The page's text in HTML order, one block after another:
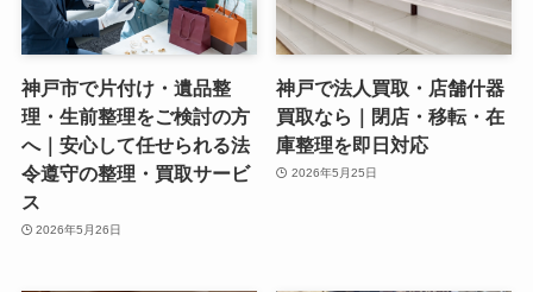
神戸市で片付け・遺品整
理・生前整理をご検討の方
へ｜安心して任せられる法
令遵守の整理・買取サービ
ス
2026年5月26日
神戸で法人買取・店舗什器
買取なら｜閉店・移転・在
庫整理を即日対応
2026年5月25日